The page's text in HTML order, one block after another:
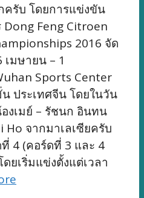
ครับ โดยการแข่งขัน
Feng Citroen
2016 จัด
มษายน – 1
Sports Center
ประเทศจีน โดยในวัน
งเมย์ – รัชนก อินทน
จากมาเลเซียครับ
4 (คอร์ดที่ 3 และ 4
ยเริ่มแข่งตั้งแต่เวลา